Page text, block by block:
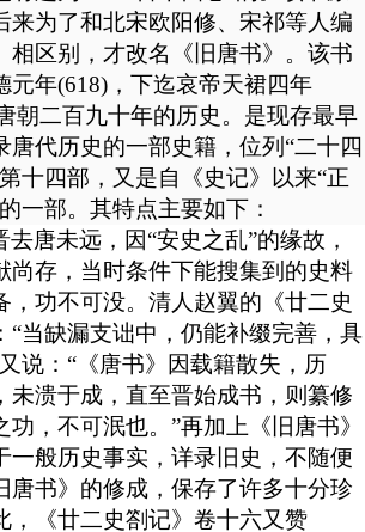
来为了和北宋欧阳修、宋祁等人编
相区别，才改名《旧唐书》。该书
元年(618)，下迄哀帝天裙四年
朝二百九十年的历史。 是现存最早
唐代历史的一部史籍， 位列 “二十四
十四部，又是自《史记》以来“正
一部。其特点主要如下：
去唐未远，因“安史之乱”的缘故，
尚存，当时条件下能搜集到的史料
，功不可没。清人赵翼的《廿二史
“当缺漏支诎中，仍能补缀完善，具
说：“《唐书》因载籍散失，历
未溃于成，直至晋始成书，则纂修
，不可泯也。”再加上《旧唐书》
一般历史事实，详录旧史，不随便
唐书》的修成，保存了许多十分珍
，《廿二史劄记》卷十六又赞